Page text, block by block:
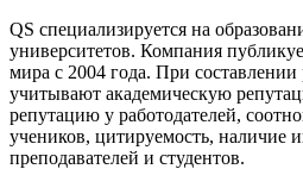
QS специализируется на
университетов. Компания
мира с 2004 года. При составлении
учитывают академическую
репутацию у работодателей,
учеников, цитируемость, наличие
преподавателей и студентов.